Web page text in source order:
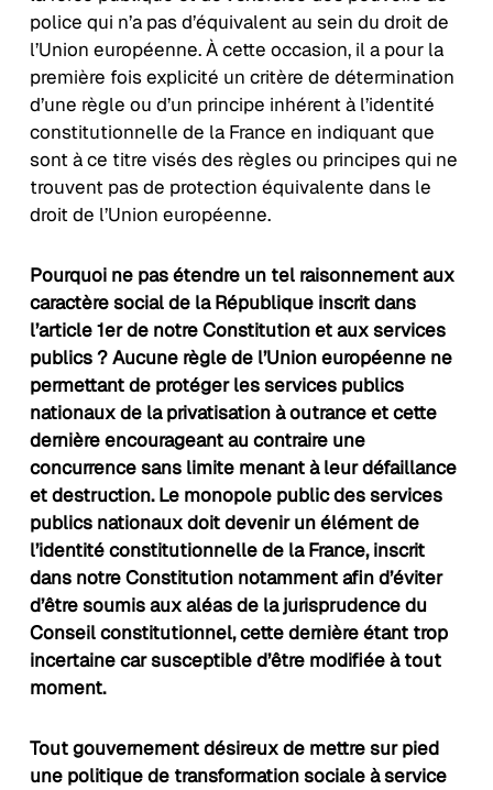
police qui n’a pas d’équivalent au sein du droit de
l’Union européenne. À cette occasion, il a pour la
première fois explicité un critère de détermination
d’une règle ou d’un principe inhérent à l’identité
constitutionnelle de la France en indiquant que
sont à ce titre visés des règles ou principes qui ne
trouvent pas de protection équivalente dans le
droit de l’Union européenne.
Pourquoi ne pas étendre un tel raisonnement aux
caractère social de la République inscrit dans
l’article 1er de notre Constitution et aux services
publics ? Aucune règle de l’Union européenne ne
permettant de protéger les services publics
nationaux de la privatisation à outrance et cette
dernière encourageant au contraire une
concurrence sans limite menant à leur défaillance
et destruction. Le monopole public des services
publics nationaux doit devenir un élément de
l’identité constitutionnelle de la France, inscrit
dans notre Constitution notamment afin d’éviter
d’être soumis aux aléas de la jurisprudence du
Conseil constitutionnel, cette dernière étant trop
incertaine car susceptible d’être modifiée à tout
moment.
Tout gouvernement désireux de mettre sur pied
une politique de transformation sociale à service